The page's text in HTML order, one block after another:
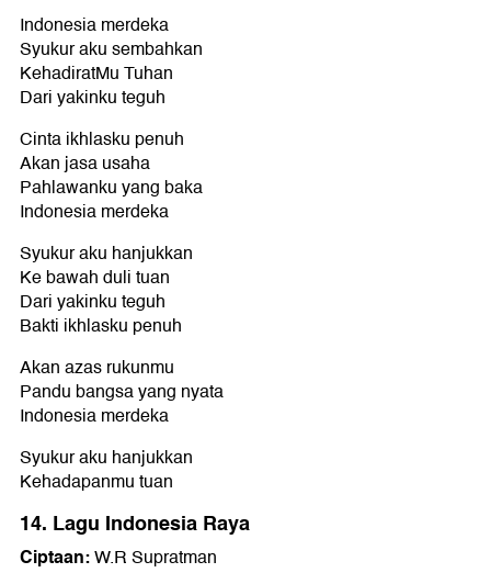
Indonesia merdeka
Syukur aku sembahkan
KehadiratMu Tuhan
Dari yakinku teguh
Cinta ikhlasku penuh
Akan jasa usaha
Pahlawanku yang baka
Indonesia merdeka
Syukur aku hanjukkan
Ke bawah duli tuan
Dari yakinku teguh
Bakti ikhlasku penuh
Akan azas rukunmu
Pandu bangsa yang nyata
Indonesia merdeka
Syukur aku hanjukkan
Kehadapanmu tuan
14. Lagu Indonesia Raya
Ciptaan:W.R Supratman